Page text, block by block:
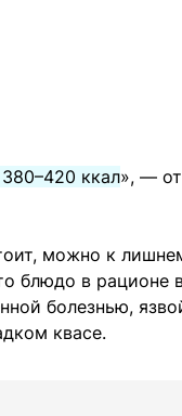
380–420 ккал», —
можно к
блюдо в рационе
болезнью,
квасе.